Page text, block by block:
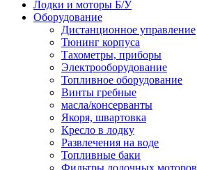
Лодки и моторы Б/У
Оборудование
Дистанционное управление
Тюнинг корпуса
Тахометры, приборы
Электрооборудование
Топливное оборудование
Винты гребные
масла/консерванты
Якоря, швартовка
Кресло в лодку
Развлечения на воде
Топливные баки